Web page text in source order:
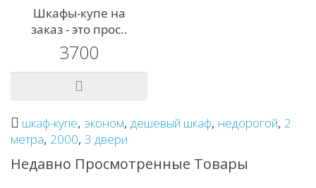
Шкафы-купе на
заказ - это прос..
3700
шкаф-купе, эконом, дешевый шкаф, недорогой, 2
метра, 2000, 3 двери
Недавно Просмотренные Товары